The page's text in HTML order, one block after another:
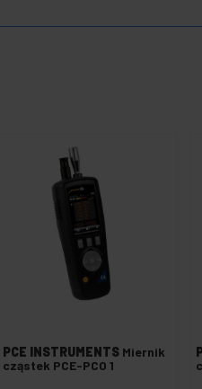
PCE INSTRUMENTS Miernik
cząstek PCE-PCO 1